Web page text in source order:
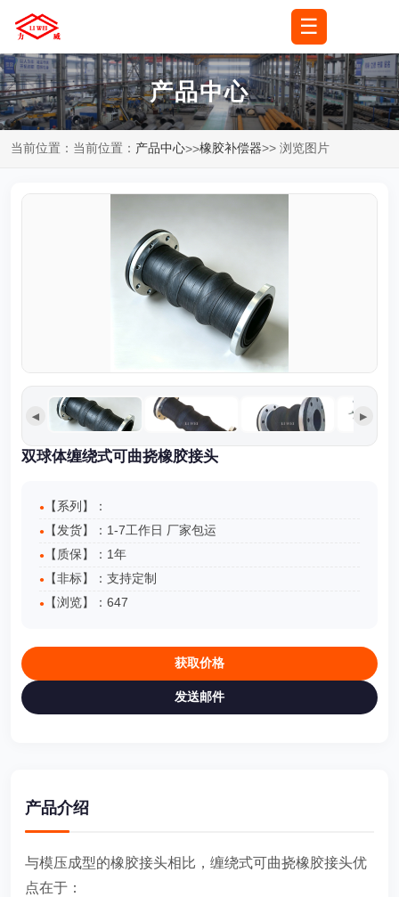
☰
产品中心
当前位置：当前位置： 产品中心>>橡胶补偿器>> 浏览图片
◀ ▶
双球体缠绕式可曲挠橡胶接头
【系列】：
【发货】：1-7工作日 厂家包运
【质保】：1年
【非标】：支持定制
【浏览】： 647
获取价格
发送邮件
产品介绍
与模压成型的橡胶接头相比，缠绕式可曲挠橡胶接头优
点在于：